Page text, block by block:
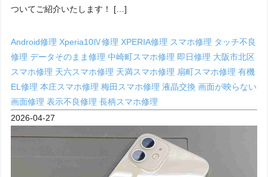
ついてご紹介いたします！ […]
Android修理Xperia10Ⅳ修理XPERIA修理 スマホ修理 タッチ不良
修理データそのまま修理中崎町スマホ修理 即日修理 大阪市北区
スマホ修理 天六スマホ修理 天満スマホ修理 扇町スマホ修理有機
EL修理本庄スマホ修理梅田スマホ修理液晶交換画面が映らない
画面修理表示不良修理長柄スマホ修理
2026-04-27